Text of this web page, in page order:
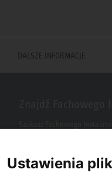
DALSZE INFORMACJE
Ustawienia